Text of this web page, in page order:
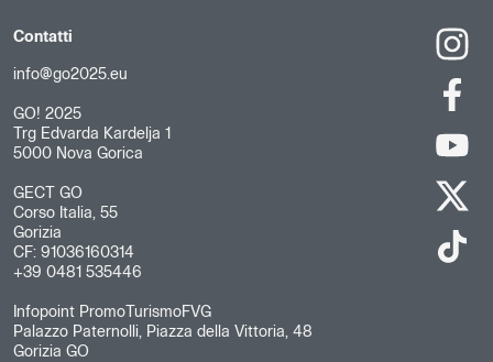
Contatti
info@go2025.eu
GO! 2025
Trg Edvarda Kardelja 1
5000 Nova Gorica
GECT GO
Corso Italia, 55
Gorizia
CF: 91036160314
+39 0481 535446
Infopoint PromoTurismoFVG
Palazzo Paternolli, Piazza della Vittoria, 48
Gorizia GO